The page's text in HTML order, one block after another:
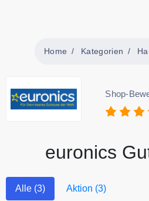
Home Kategorien
Shop-
euronics
Alle (3) Aktion (3)